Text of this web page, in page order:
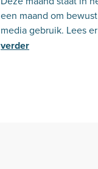
een maand om
media gebruik. Lees
verder